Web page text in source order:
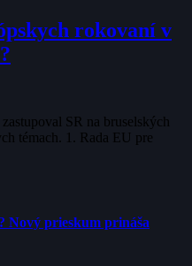
rokovaní v
SR na bruselských
témach. 1. Rada EU pre
Nový prieskum prináša